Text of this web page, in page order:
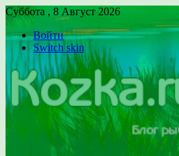
Суббота , 8 Август 2026
Войти
Switch skin